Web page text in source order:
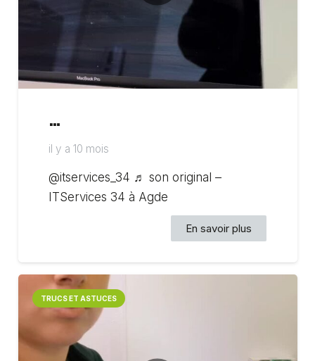
…
il y a 10 mois
@itservices_34 ♬ son original –
ITServices 34 à Agde
En savoir plus
TRUCS ET ASTUCES